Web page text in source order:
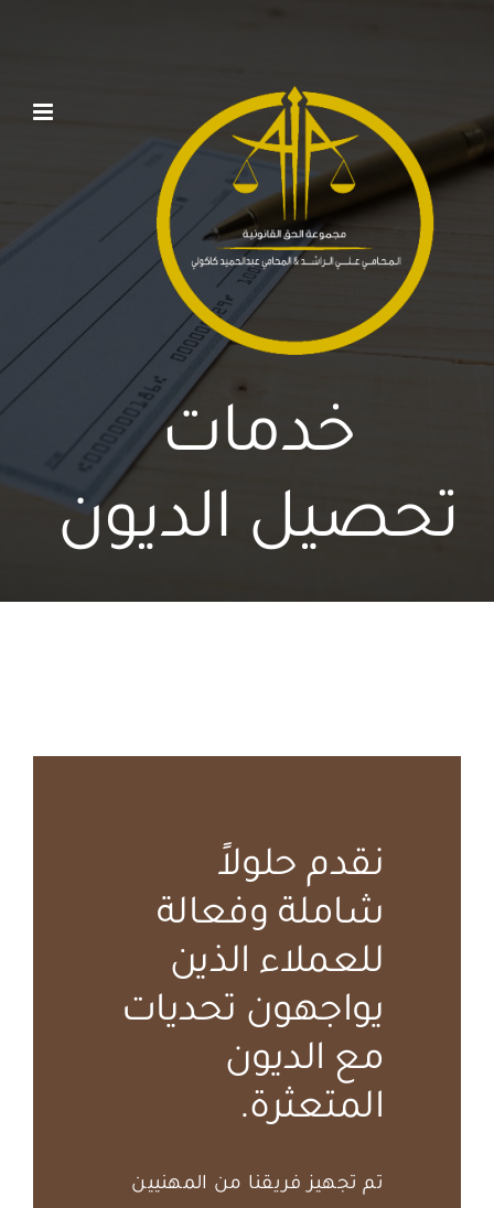
خدمات
تحصيل الديون
نقدم حلولاً
شاملة وفعالة
للعملاء الذين
يواجهون تحديات
مع الديون
المتعثرة.
تم تجهيز فريقنا من المهنيين